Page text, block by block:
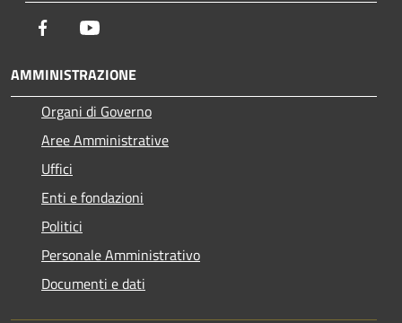
Facebook
AMMINISTRAZIONE
Organi di Governo
Aree Amministrative
Uffici
Enti e fondazioni
Politici
Personale Amministrativo
Documenti e dati